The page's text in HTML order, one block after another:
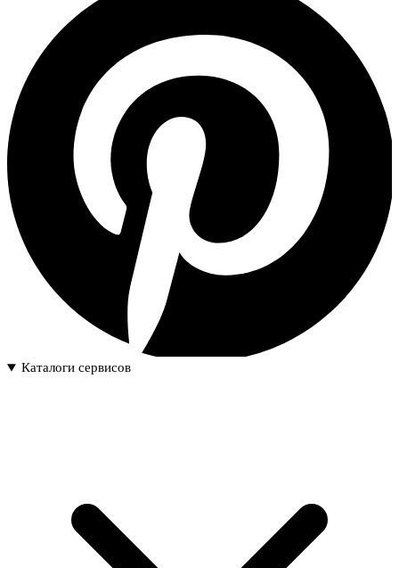
Каталоги сервисов